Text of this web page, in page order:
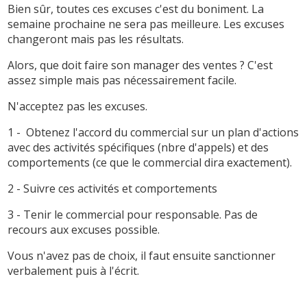
Bien sûr, toutes ces excuses c'est du boniment. La
semaine prochaine ne sera pas meilleure. Les excuses
changeront mais pas les résultats.
Alors, que doit faire son manager des ventes ? C'est
assez simple mais pas nécessairement facile.
N'acceptez pas les excuses.
1 - Obtenez l'accord du commercial sur un plan d'actions
avec des activités spécifiques (nbre d'appels) et des
comportements (ce que le commercial dira exactement).
2 - Suivre ces activités et comportements
3 - Tenir le commercial pour responsable. Pas de
recours aux excuses possible.
Vous n'avez pas de choix, il faut ensuite sanctionner
verbalement puis à l'écrit.